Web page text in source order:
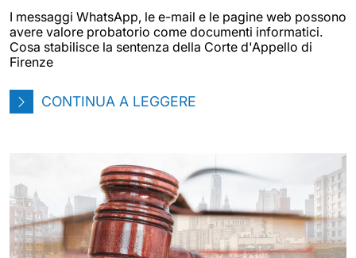
I messaggi WhatsApp, le e-mail e le pagine web possono
avere valore probatorio come documenti informatici.
Cosa stabilisce la sentenza della Corte d'Appello di
Firenze
CONTINUA A LEGGERE